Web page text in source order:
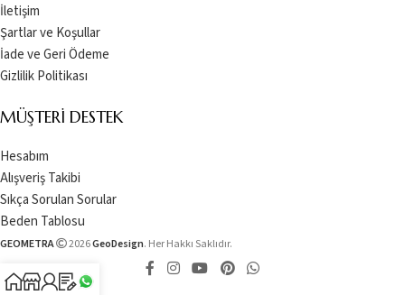
İletişim
Şartlar ve Koşullar
İade ve Geri Ödeme
Gizlilik Politikası
MÜŞTERI DESTEK
Hesabım
Alışveriş Takibi
Sıkça Sorulan Sorular
Beden Tablosu
GEOMETRA 2026GeoDesign. Her Hakkı Saklıdır.